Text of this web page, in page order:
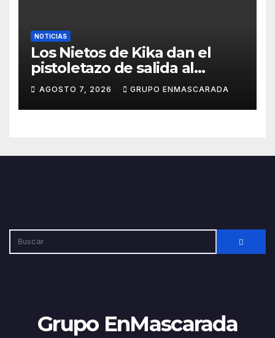
NOTICIAS
Los Nietos de Kika dan el
pistoletazo de salida al
Carnaval 2027 con el inicio de
sus ensayos
AGOSTO 7, 2026 GRUPO ENMASCARADA
Grupo EnMascarada